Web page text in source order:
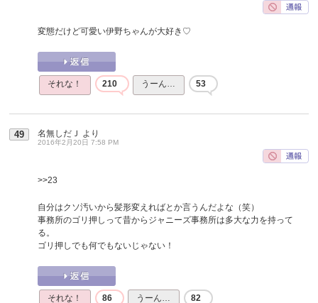
変態だけど可愛い伊野ちゃんが大好き♡
それな！ 210 うーん… 53
49 名無しだＪ より
2016年2月20日 7:58 PM
>>23
自分はクソ汚いから髪形変えればとか言うんだよな（笑）
事務所のゴリ押しって昔からジャニーズ事務所は多大な力を持って
る。
ゴリ押しでも何でもないじゃない！
それな！ 86 うーん… 82